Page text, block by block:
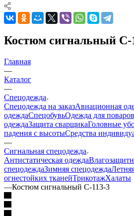
Костюм сигнальный С-
Главная
—
Каталог
—
Спецодежда
Спецодежда на заказАвиационная
одеждаСпецобувьОдежда для поваров
одеждаЗащита сварщикаГоловные
падения с высотыСредства
—
Сигнальная спецодежда
Антистатическая одежда
спецодеждаЗимняя спецодежда
огнестойких тканейТрикотажХалаты
—Костюм сигнальный С-113-3